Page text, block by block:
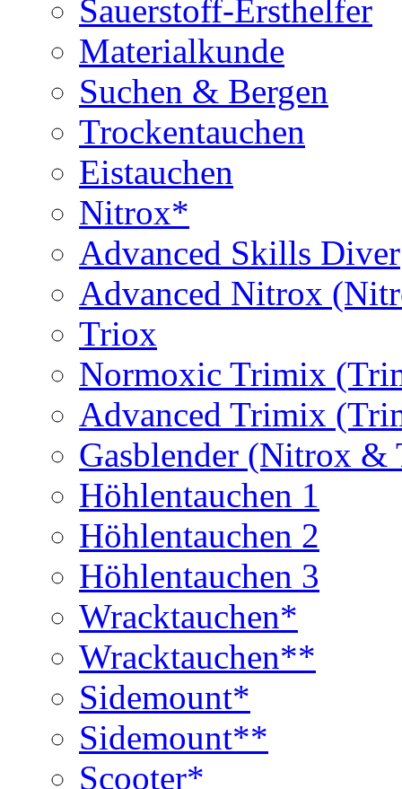
Sauerstoff-Ersthelfer
Materialkunde
Suchen & Bergen
Trockentauchen
Eistauchen
Nitrox*
Advanced Skills Diver
Advanced Nitrox
Triox
Normoxic Trimix
Advanced Trimix
Gasblender (Nitrox
Höhlentauchen 1
Höhlentauchen 2
Höhlentauchen 3
Wracktauchen*
Wracktauchen**
Sidemount*
Sidemount**
Scooter*